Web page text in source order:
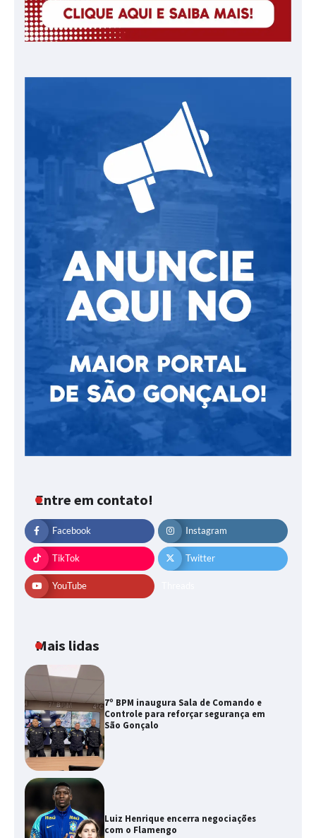
Entre em contato!
Facebook Instagram
TikTok Twitter
YouTube
Mais lidas
7º BPM inaugura Sala de Comando e
Controle para reforçar segurança em
São Gonçalo
Luiz Henrique encerra negociações
com o Flamengo